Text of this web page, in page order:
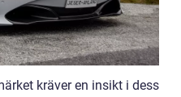
kräver en insikt i dess